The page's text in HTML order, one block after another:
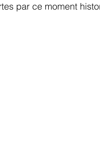
par ce moment